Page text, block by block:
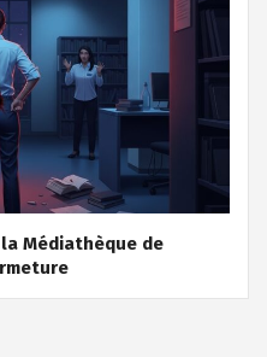
Médiathèque de